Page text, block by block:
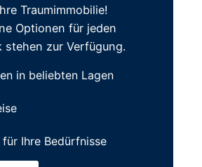
Traumimmobilie!
Optionen für jeden
stehen zur Verfügung.
in beliebten Lagen
für Ihre Bedürfnisse